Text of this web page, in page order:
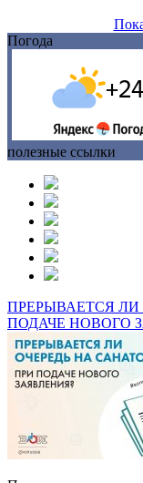
Погода
полезные ссылки
ПРЕРЫВАЕТСЯ
ПОДАЧЕ НОВОГО